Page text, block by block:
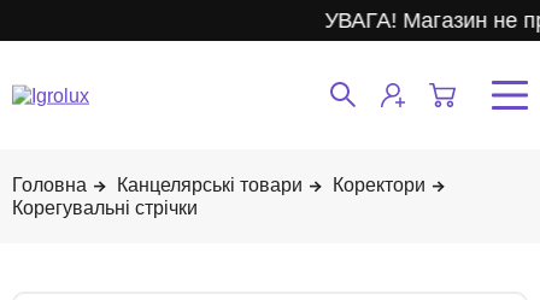
УВАГА! Магазин не
Канцелярські товари
Коректори
Корегувальні стрічки